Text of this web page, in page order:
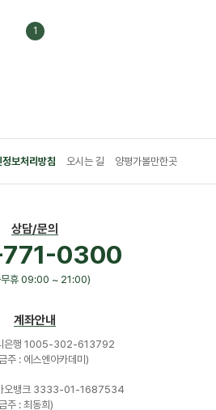
1
정보처리방침 오시는 길 양평가볼만한곳
상담/문의
0300
무휴 09:00 ~ 21:00)
계좌안내
은행 1005-302-613792
주 : 에스엔아카데미)
오뱅크 3333-01-1687534
주 : 최동희)